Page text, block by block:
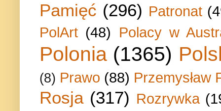
Pamięć (296) Patronat
PolArt (48) Polacy w
Polonia (1365)
(8) Prawo (88) Przemysław
Rosja (317) Rozrywka